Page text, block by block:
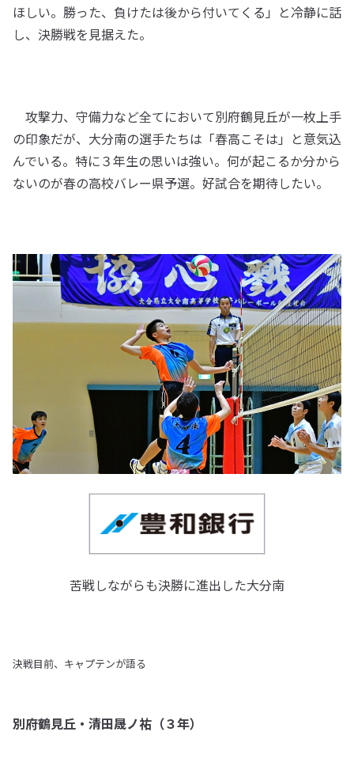
ほしい。勝った、負けたは後から付いてくる」と冷静に話
し、決勝戦を見据えた。
攻撃力、守備力など全てにおいて別府鶴見丘が一枚上手
の印象だが、大分南の選手たちは「春高こそは」と意気込
んでいる。特に３年生の思いは強い。何が起こるか分から
ないのが春の高校バレー県予選。好試合を期待したい。
苦戦しながらも決勝に進出した大分南
決戦目前、キャプテンが語る
別府鶴見丘・清田晟ノ祐（３年）